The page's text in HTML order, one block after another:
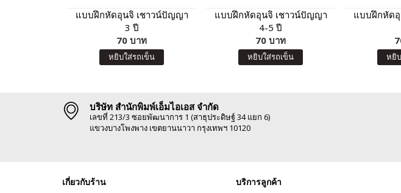
แบบฝึกหัดอุนจิ เชาวน์ปัญญา
3 ปี
70 บาท
หยิบใส่รถเข็น
แบบฝึกหัดอุนจิ เชาวน์ปัญญา
4-5 ปี
70 บาท
หยิบใส่รถเข็น
แบบฝึกหัด
หยิ
บริษัท สำนักพิมพ์เอ็มไอเอส จำกัด
เลขที่ 213/3 ซอยพัฒนาการ 1 (สาธุประดิษฐ์ 34 แยก 6)
แขวงบางโพงพาง เขตยานนาวา กรุงเทพฯ 10120
เกี่ยวกับร้าน บริการลูกค้า